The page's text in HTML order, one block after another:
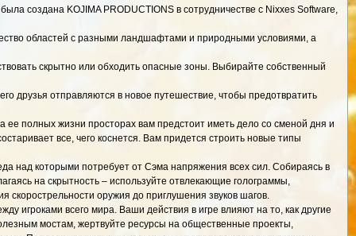
создана KOJIMA PRODUCTIONS в сотрудничестве с Nixxes Software,
областей с разными ландшафтами и природными условиями, а
скрытно или обходить опасные зоны. Выбирайте собственный
друзья отправляются в новое путешествие, чтобы предотвратить
ее полных жизни просторах вам предстоит иметь дело со сменой дня и
все, чего коснется. Вам придется строить новые типы
над которыми потребует от Сэма напряжения всех сил. Собираясь в
на скрытность – используйте отвлекающие голограммы,
оружия до приглушения звуков шагов.
игроками всего мира. Ваши действия в игре влияют на то, как другие
мостам, жертвуйте ресурсы на общественные проекты,